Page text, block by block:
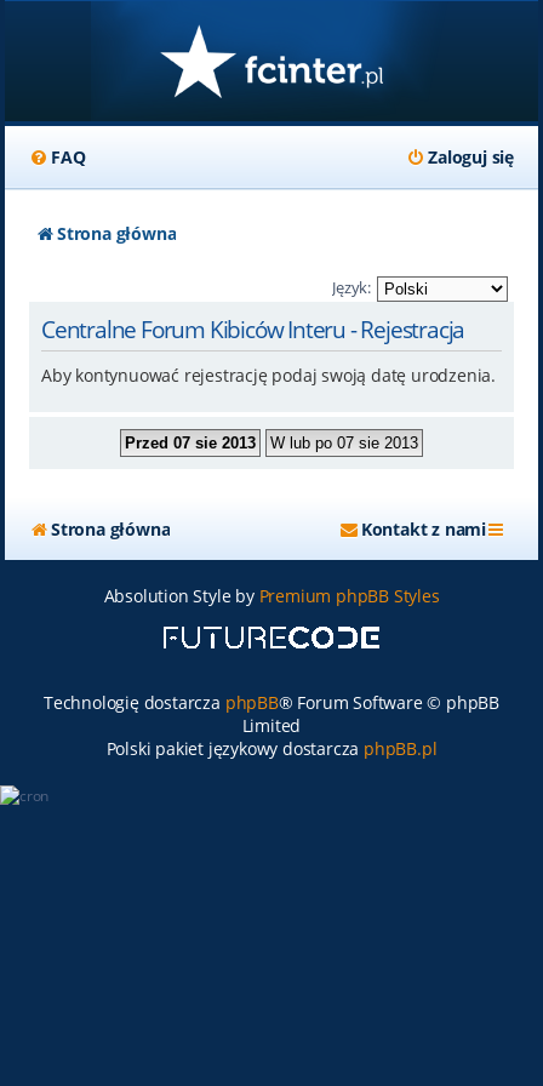
FAQ Zaloguj się
Strona główna
Język:
Centralne Forum Kibiców Interu - Rejestracja
Aby kontynuować rejestrację podaj swoją datę urodzenia.
Strona główna Kontakt z nami
Absolution Style by Premium phpBB Styles
Technologię dostarcza phpBB® Forum Software © phpBB
Limited
Polski pakiet językowy dostarcza phpBB.pl